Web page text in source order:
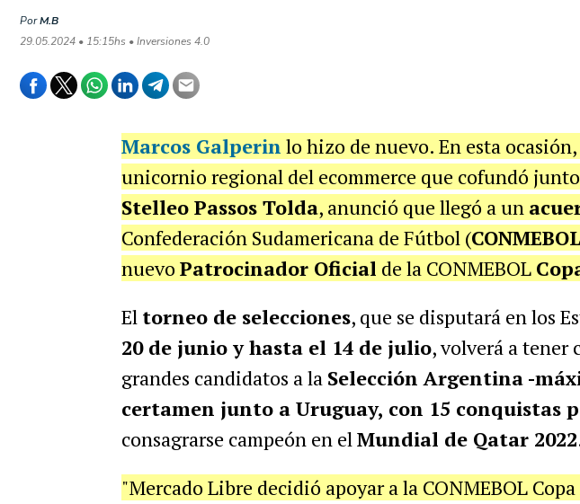
PorM.B
29.05.2024 • 15:15hs • Inversiones 4.0
Marcos Galperin lo hizo de nuevo. En esta ocasión,
unicornio regional del ecommerce que cofundó
Stelleo Passos Tolda, anunció que llegó a un
Confederación Sudamericana de Fútbol (CONMEBOL
nuevo Patrocinador Oficial de la CONMEBOL
El torneo de selecciones, que se disputará en los
20 de junio y hasta el 14 de julio, volverá a tener
grandes candidatos a la Selección Argentina -
certamen junto a Uruguay, con 15 conquistas
consagrarse campeón en elMundial de Qatar 2022
"Mercado Libre decidió apoyar a la CONMEBOL